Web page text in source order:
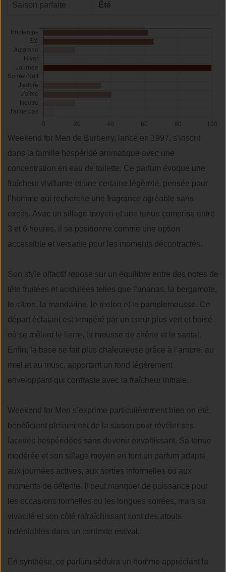
Saison parfaite Été
Weekend for Men de Burberry, lancé en 1997, s’inscrit
dans la famille hespéridé aromatique avec une
concentration en eau de toilette. Ce parfum évoque une
fraîcheur vivifiante et une certaine légèreté, pensée pour
l’homme qui recherche une fragrance agréable sans
excès. Avec un sillage moyen et une tenue comprise entre
3 et 6 heures, il se positionne comme une option
accessible et versatile pour les moments décontractés.
Son style olfactif repose sur un équilibre entre des notes de
tête fruitées et acidulées telles que l’ananas, la bergamote,
le citron, la mandarine, le melon et le pamplemousse. Ce
départ éclatant est tempéré par un cœur plus vert et boisé
où se mêlent le lierre, la mousse de chêne et le santal.
Enfin, la base se fait plus chaleureuse grâce à l’ambre, au
miel et au musc, apportant un fond légèrement
enveloppant qui contraste avec la fraîcheur initiale.
Weekend for Men s’exprime particulièrement bien en été,
bénéficiant pleinement de la saison pour révéler ses
facettes hespéridées sans devenir envahissant. Sa tenue
modérée et son sillage moyen en font un parfum adapté
aux journées actives, aux sorties informelles ou aux
moments de détente. Il peut manquer de puissance pour
les occasions formelles ou les longues soirées, mais sa
vivacité et son côté rafraîchissant sont des atouts
indéniables dans un contexte estival.
En synthèse, ce parfum séduira un homme appréciant la